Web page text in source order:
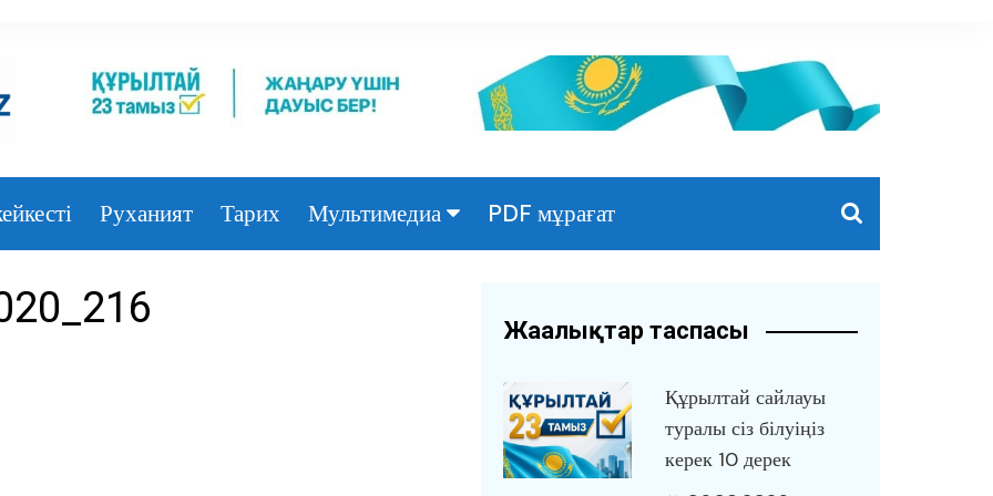
Руханият Тарих Мультимедиа PDF мұрағат
Жаңалықтар таспасы
Құрылтай сайлауы
туралы сіз білуіңіз
керек 10 дерек